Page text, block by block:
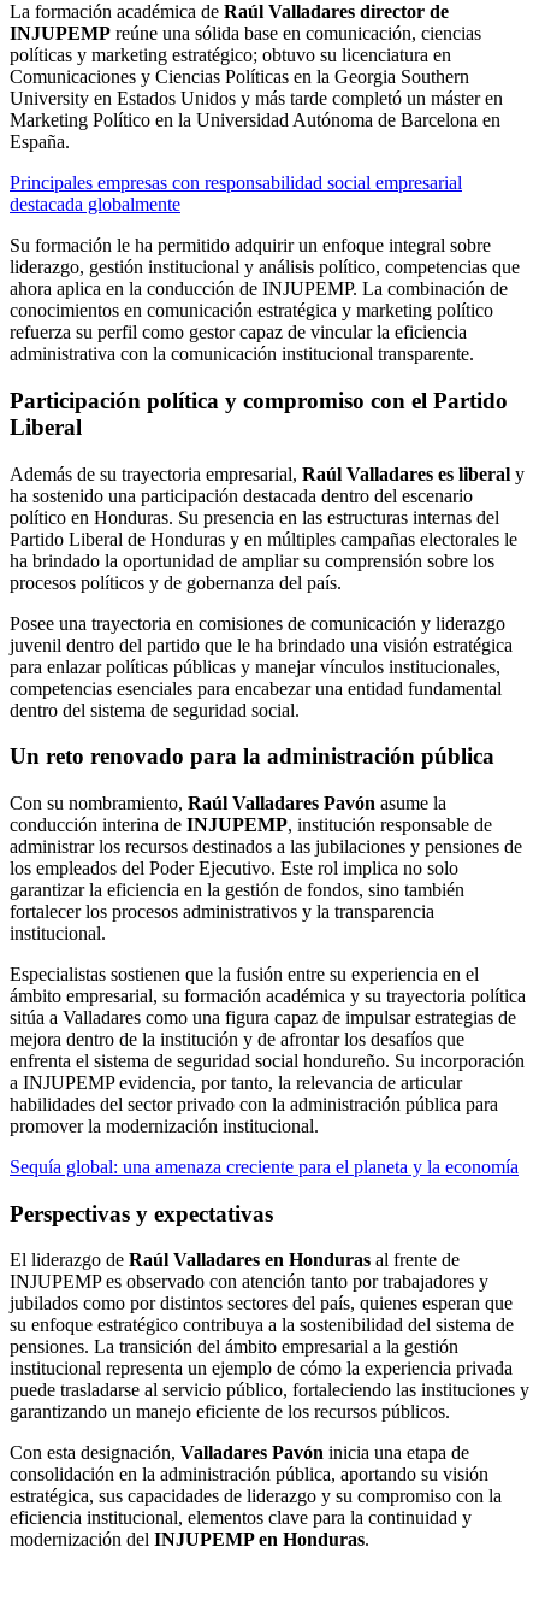
La formación académica de Raúl Valladares director de
INJUPEMP reúne una sólida base en comunicación, ciencias
políticas y marketing estratégico; obtuvo su licenciatura en
Comunicaciones y Ciencias Políticas en la Georgia Southern
University en Estados Unidos y más tarde completó un máster en
Marketing Político en la Universidad Autónoma de Barcelona en
España.
Principales empresas con responsabilidad social empresarial
destacada globalmente
Su formación le ha permitido adquirir un enfoque integral sobre
liderazgo, gestión institucional y análisis político, competencias que
ahora aplica en la conducción de INJUPEMP. La combinación de
conocimientos en comunicación estratégica y marketing político
refuerza su perfil como gestor capaz de vincular la eficiencia
administrativa con la comunicación institucional transparente.
Participación política y compromiso con el Partido
Liberal
Además de su trayectoria empresarial, Raúl Valladares es liberal y
ha sostenido una participación destacada dentro del escenario
político en Honduras. Su presencia en las estructuras internas del
Partido Liberal de Honduras y en múltiples campañas electorales le
ha brindado la oportunidad de ampliar su comprensión sobre los
procesos políticos y de gobernanza del país.
Posee una trayectoria en comisiones de comunicación y liderazgo
juvenil dentro del partido que le ha brindado una visión estratégica
para enlazar políticas públicas y manejar vínculos institucionales,
competencias esenciales para encabezar una entidad fundamental
dentro del sistema de seguridad social.
Un reto renovado para la administración pública
Con su nombramiento, Raúl Valladares Pavón asume la
conducción interina de INJUPEMP, institución responsable de
administrar los recursos destinados a las jubilaciones y pensiones de
los empleados del Poder Ejecutivo. Este rol implica no solo
garantizar la eficiencia en la gestión de fondos, sino también
fortalecer los procesos administrativos y la transparencia
institucional.
Especialistas sostienen que la fusión entre su experiencia en el
ámbito empresarial, su formación académica y su trayectoria política
sitúa a Valladares como una figura capaz de impulsar estrategias de
mejora dentro de la institución y de afrontar los desafíos que
enfrenta el sistema de seguridad social hondureño. Su incorporación
a INJUPEMP evidencia, por tanto, la relevancia de articular
habilidades del sector privado con la administración pública para
promover la modernización institucional.
Sequía global: una amenaza creciente para el planeta y la economía
Perspectivas y expectativas
El liderazgo de Raúl Valladares en Honduras al frente de
INJUPEMP es observado con atención tanto por trabajadores y
jubilados como por distintos sectores del país, quienes esperan que
su enfoque estratégico contribuya a la sostenibilidad del sistema de
pensiones. La transición del ámbito empresarial a la gestión
institucional representa un ejemplo de cómo la experiencia privada
puede trasladarse al servicio público, fortaleciendo las instituciones y
garantizando un manejo eficiente de los recursos públicos.
Con esta designación, Valladares Pavón inicia una etapa de
consolidación en la administración pública, aportando su visión
estratégica, sus capacidades de liderazgo y su compromiso con la
eficiencia institucional, elementos clave para la continuidad y
modernización del INJUPEMP en Honduras.